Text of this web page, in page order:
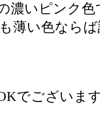
濃いピンク色
薄い色なら
でございま